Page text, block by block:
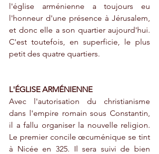
l'église arménienne a toujours eu
l'honneur d'une présence à Jérusalem,
et donc elle a son quartier aujourd'hui.
C'est toutefois, en superficie, le plus
petit des quatre quartiers.
L'ÉGLISE ARMÉNIENNE
Avec l'autorisation du christianisme
dans l'empire romain sous Constantin,
il a fallu organiser la nouvelle religion.
Le premier concile œcuménique se tint
à Nicée en 325. Il sera suivi de bien